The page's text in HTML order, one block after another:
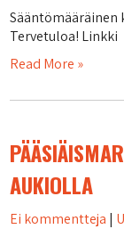
Sääntömääräinen
Tervetuloa! Linkki
Read More »
AUKIOLLA
Ei kommentteja |